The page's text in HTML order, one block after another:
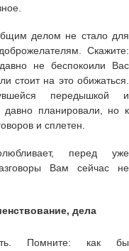
делом не стало для
Скажите:
не беспокоили Вас
стоит на это обижаться.
передышкой и
давно планировали, но к
и сплетен.
перед уже
Вам сейчас не
дела
Помните: как бы